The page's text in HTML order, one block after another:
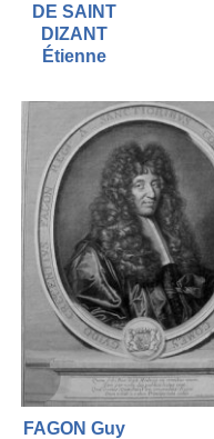
DE SAINT
DIZANT
Étienne
FAGON Guy